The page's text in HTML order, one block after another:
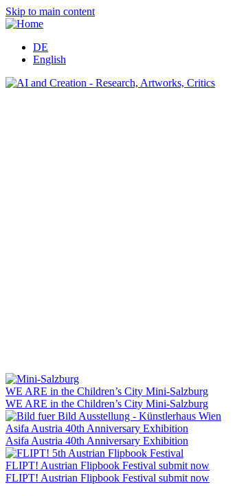
Skip to main content
DE
English
WE ARE in the Children’s City Mini-Salzburg
WE ARE in the Children’s City Mini-Salzburg
Asifa Austria 40th Anniversary Exhibition
Asifa Austria 40th Anniversary Exhibition
FLIPT! Austrian Flipbook Festival submit now
FLIPT! Austrian Flipbook Festival submit now